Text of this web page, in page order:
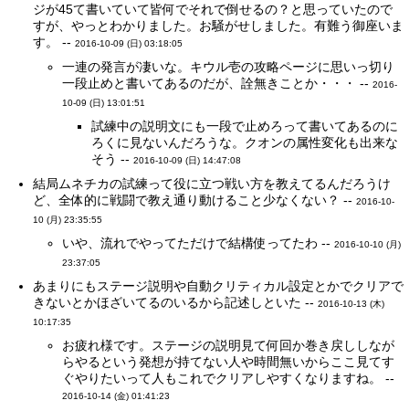
ジが45て書いていて皆何でそれで倒せるの？と思っていたので
すが、やっとわかりました。お騒がせしました。有難う御座いま
す。 --2016-10-09 (日) 03:18:05
一連の発言が凄いな。キウル壱の攻略ページに思いっ切り
一段止めと書いてあるのだが、詮無きことか・・・ --2016-
10-09 (日) 13:01:51
試練中の説明文にも一段で止めろって書いてあるのに
ろくに見ないんだろうな。クオンの属性変化も出来な
そう --2016-10-09 (日) 14:47:08
結局ムネチカの試練って役に立つ戦い方を教えてるんだろうけ
ど、全体的に戦闘で教え通り動けること少なくない？ --2016-10-
10 (月) 23:35:55
いや、流れでやってただけで結構使ってたわ --2016-10-10 (月)
23:37:05
あまりにもステージ説明や自動クリティカル設定とかでクリアで
きないとかほざいてるのいるから記述しといた --2016-10-13 (木)
10:17:35
お疲れ様です。ステージの説明見て何回か巻き戻ししなが
らやるという発想が持てない人や時間無いからここ見てす
ぐやりたいって人もこれでクリアしやすくなりますね。 --
2016-10-14 (金) 01:41:23